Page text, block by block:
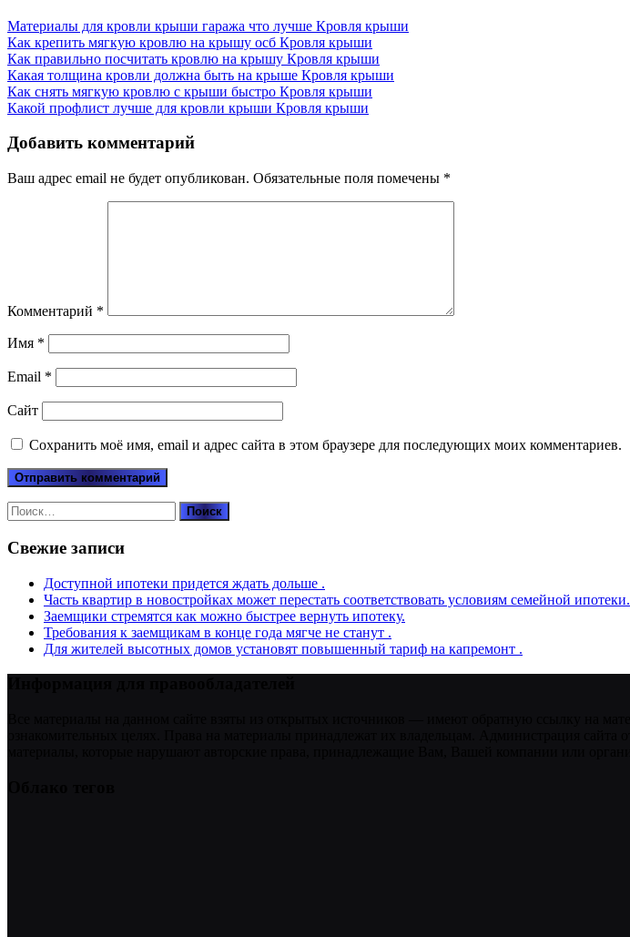
Материалы для кровли крыши гаража что лучше Кровля крыши
Как крепить мягкую кровлю на крышу осб Кровля крыши
Как правильно посчитать кровлю на крышу Кровля крыши
Какая толщина кровли должна быть на крыше Кровля крыши
Как снять мягкую кровлю с крыши быстро Кровля крыши
Какой профлист лучше для кровли крыши Кровля крыши
Добавить комментарий
Ваш адрес email не будет опубликован. Обязательные поля помечены *
Комментарий *
Имя *
Email *
Сайт
Сохранить моё имя, email и адрес сайта в этом браузере для последующих моих комментариев.
Найти:
Свежие записи
Доступной ипотеки придется ждать дольше .
Часть квартир в новостройках может перестать соответствовать условиям семейной ипотеки.
Заемщики стремятся как можно быстрее вернуть ипотеку.
Требования к заемщикам в конце года мягче не станут .
Для жителей высотных домов установят повышенный тариф на капремонт .